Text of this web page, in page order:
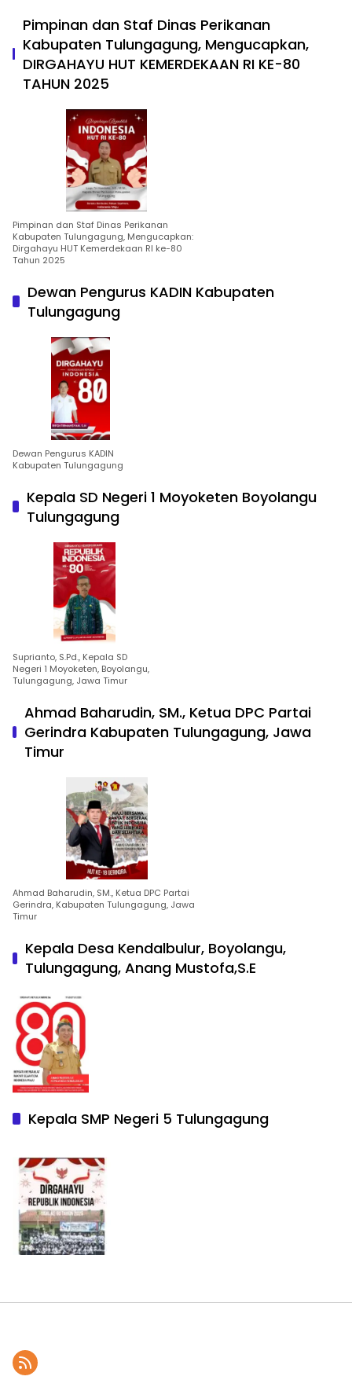
Pimpinan dan Staf Dinas Perikanan
Kabupaten Tulungagung, Mengucapkan,
DIRGAHAYU HUT KEMERDEKAAN RI KE-80
TAHUN 2025
Pimpinan dan Staf Dinas Perikanan
Kabupaten Tulungagung, Mengucapkan:
Dirgahayu HUT Kemerdekaan RI ke-80
Tahun 2025
Dewan Pengurus KADIN Kabupaten
Tulungagung
Dewan Pengurus KADIN
Kabupaten Tulungagung
Kepala SD Negeri 1 Moyoketen Boyolangu
Tulungagung
Suprianto, S.Pd., Kepala SD
Negeri 1 Moyoketen, Boyolangu,
Tulungagung, Jawa Timur
Ahmad Baharudin, SM., Ketua DPC Partai
Gerindra Kabupaten Tulungagung, Jawa
Timur
Ahmad Baharudin, SM., Ketua DPC Partai
Gerindra, Kabupaten Tulungagung, Jawa
Timur
Kepala Desa Kendalbulur, Boyolangu,
Tulungagung, Anang Mustofa,S.E
Kepala SMP Negeri 5 Tulungagung